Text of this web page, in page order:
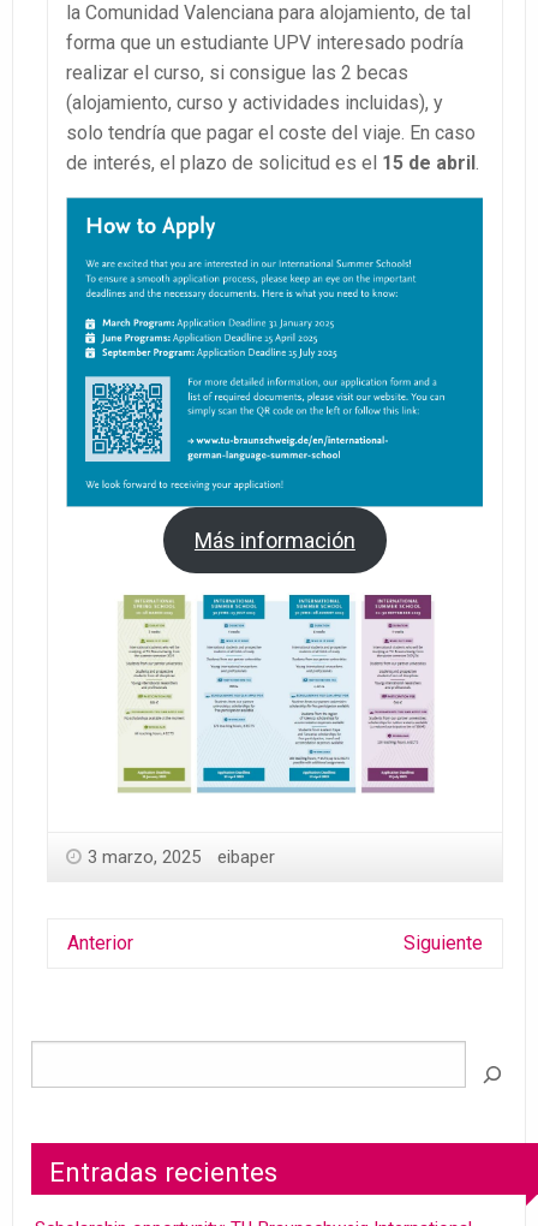
la Comunidad Valenciana para alojamiento, de tal
forma que un estudiante UPV interesado podría
realizar el curso, si consigue las 2 becas
(alojamiento, curso y actividades incluidas), y
solo tendría que pagar el coste del viaje. En caso
de interés, el plazo de solicitud es el 15 de abril.
Más información
3 marzo, 2025 eibaper
Anterior Siguiente
Entradas recientes